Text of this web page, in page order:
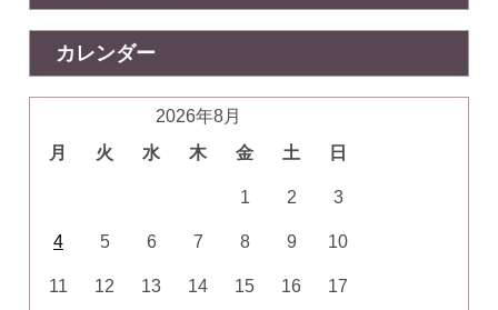
カレンダー
2026年8月
月
火 水 木 金 土 日
1 2 3
4 5 6 7 8 9 10
11 12 13 14 15 16 17